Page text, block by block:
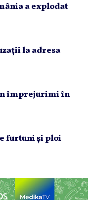
a explodat
la adresa
împrejurimi în
furtuni şi ploi